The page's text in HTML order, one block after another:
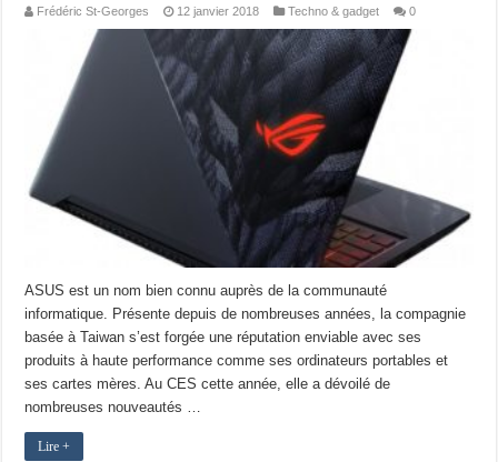
Frédéric St-Georges 12 janvier 2018 Techno & gadget 0
ASUS est un nom bien connu auprès de la communauté
informatique. Présente depuis de nombreuses années, la compagnie
basée à Taiwan s’est forgée une réputation enviable avec ses
produits à haute performance comme ses ordinateurs portables et
ses cartes mères. Au CES cette année, elle a dévoilé de
nombreuses nouveautés …
Lire +